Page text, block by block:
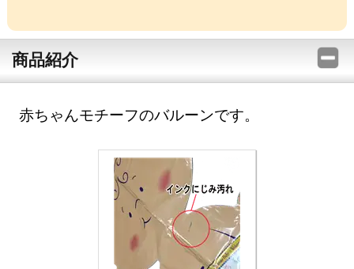
商品紹介
赤ちゃんモチーフのバルーンです。